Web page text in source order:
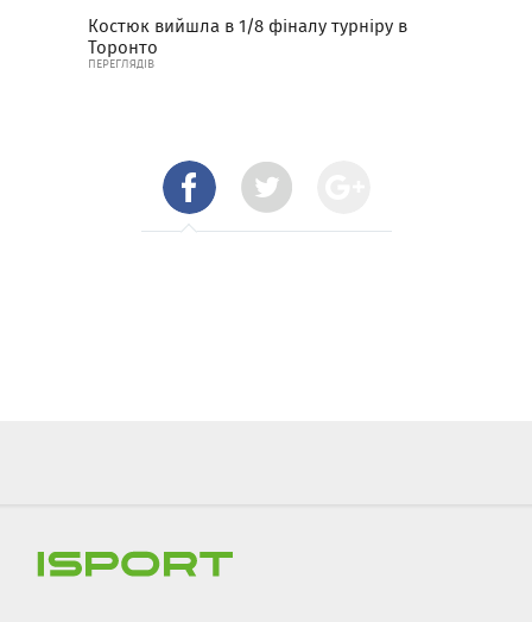
Костюк вийшла в 1/8 фіналу турніру в
Торонто
ПЕРЕГЛЯДІВ